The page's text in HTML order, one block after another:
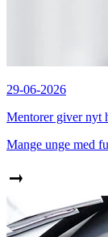
29-06-2026
Mentorer giver nyt
Mange unge med